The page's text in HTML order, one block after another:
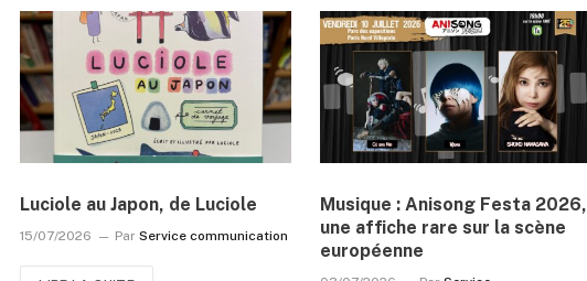
Luciole au Japon, de Luciole
15/07/2026 Par Service communication
Musique : Anisong Festa 2026,
une affiche rare sur la scène
européenne